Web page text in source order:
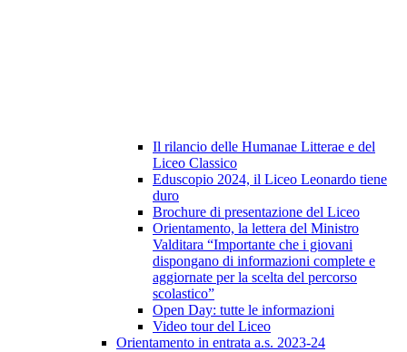
Il rilancio delle Humanae Litterae e del
Liceo Classico
Eduscopio 2024, il Liceo Leonardo tiene
duro
Brochure di presentazione del Liceo
Orientamento, la lettera del Ministro
Valditara “Importante che i giovani
dispongano di informazioni complete e
aggiornate per la scelta del percorso
scolastico”
Open Day: tutte le informazioni
Video tour del Liceo
Orientamento in entrata a.s. 2023-24